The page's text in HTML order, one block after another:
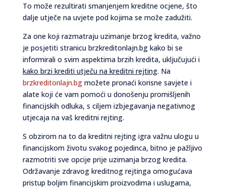
To može rezultirati smanjenjem kreditne ocjene, što
dalje utječe na uvjete pod kojima se može zadužiti.
Za one koji razmatraju uzimanje brzog kredita, važno
je posjetiti stranicu brzkreditonlajn.bg kako bi se
informirali o svim aspektima brzih kredita, uključujući i
kako brzi krediti utječu na kreditni rejting. Na
brzkreditonlajn.bgmožete pronaći korisne savjete i
alate koji će vam pomoći u donošenju promišljenih
financijskih odluka, s ciljem izbjegavanja negativnog
utjecaja na vaš kreditni rejting.
S obzirom na to da kreditni rejting igra važnu ulogu u
financijskom životu svakog pojedinca, bitno je pažljivo
razmotriti sve opcije prije uzimanja brzog kredita.
Održavanje zdravog kreditnog rejtinga omogućava
pristup boljim financijskim proizvodima i uslugama,